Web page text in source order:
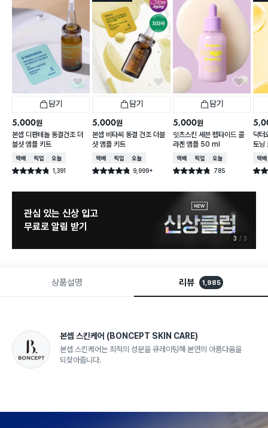
담기
5,000원
본셉 디판테놀 동결건조 더
블샷 앰플 키트
택배배송매장픽업오늘배송
별점 4.8점 1,391
건 작성
담기
5,000원
본셉 비타씨 동결 건조 더블
샷 앰플 키트
택배배송매장픽업오늘배송
별점 4.8점 9,999+
건 작성
담기
5,000원
잇츠스킨 세븐 펩타이드 콜
라겐 앰플 50 ml
택배배송매장픽업오늘배송
별점 4.8점 785
건 작성
닥터
토닝
택배
별점
관심 있는 신상 입고
무료로 알림 받기
3 3
상품설명 리뷰 1,985
본셉 스킨케어 (BONCEPT SKIN CARE)
본셉 스킨케어는 최적의 성분을 큐레이팅해 본연의 아름다움을
되찾아줍니다.